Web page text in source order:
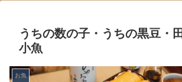
うちの数の子・うちの黒豆・
小魚
お魚